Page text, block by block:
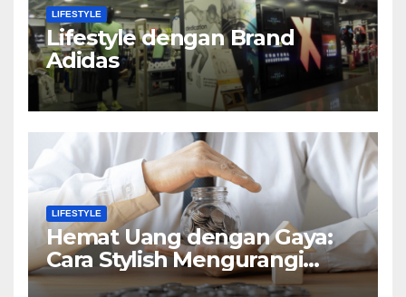
LIFESTYLE
Lifestyle dengan Brand
Adidas
LIFESTYLE
Hemat Uang dengan Gaya:
Cara Stylish Mengurangi
Pengeluaran